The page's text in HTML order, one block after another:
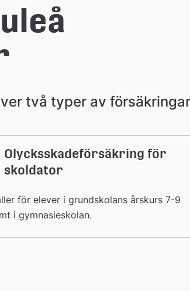
två typer av
Olycksskadeförsäkring för
skoldator
för elever i grundskolans årskurs 7-9
i gymnasieskolan.